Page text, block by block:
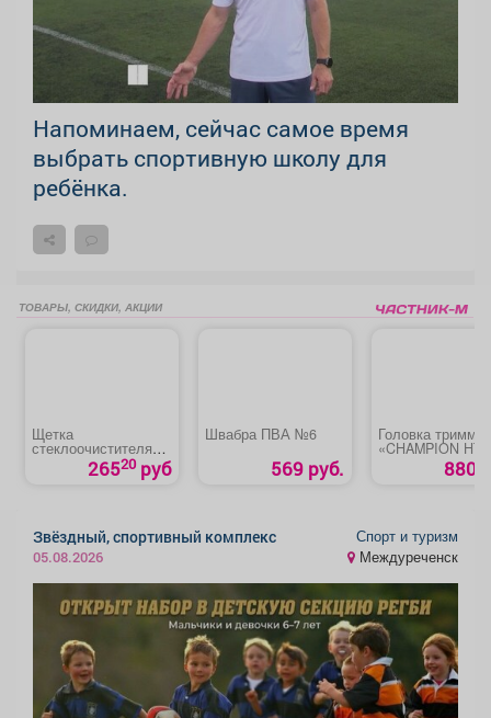
Напоминаем, сейчас самое время
выбрать спортивную школу для
ребёнка.
ТОВАРЫ, СКИДКИ, АКЦИИ
Щетка
стеклоочистителя
бескаркасная
«Skyway»26520 руб
Швабра ПВА №6
569 руб.
Головка
«CHAMPION
880
Звёздный, спортивный комплекс
05.08.2026
Спорт и туризм
Междуреченск